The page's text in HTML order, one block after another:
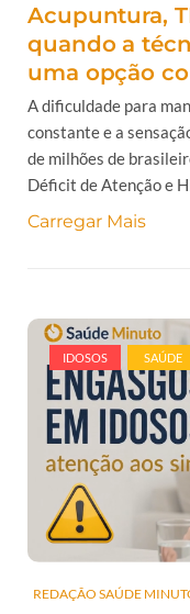
Acupuntura,
quando a
uma opção
A dificuldade para
constante e a
de milhões de
Déficit de Atenção e
Carregar Mais
IDOSOS SAÚDE
REDAÇÃO SAÚDE